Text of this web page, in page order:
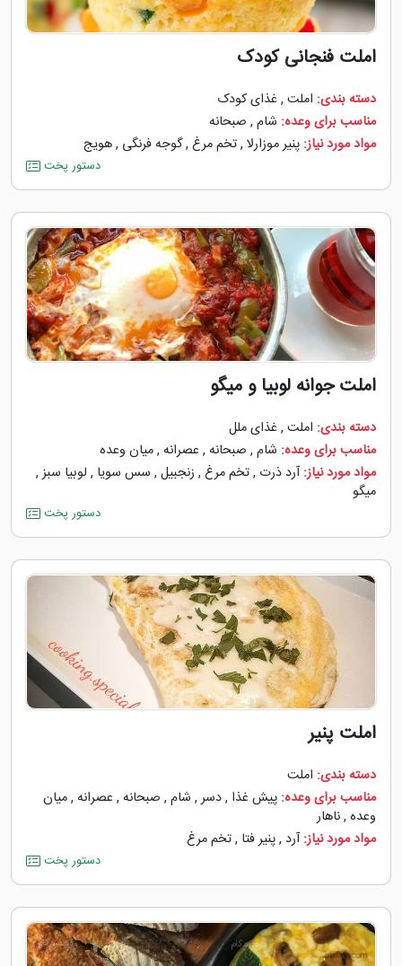
املت فنجانی کودک
دسته بندی: املت , غذای کودک
مناسب برای وعده: شام , صبحانه
مواد مورد نیاز: پنیر موزارلا ,تخم مرغ ,گوجه ‌فرنگی ,هویج
دستور پخت
املت جوانه لوبیا و میگو
دسته بندی: املت , غذای ملل
مناسب برای وعده: شام , صبحانه , عصرانه ,میان وعده
مواد مورد نیاز: آرد ذرت ,تخم مرغ , زنجبیل , سس سویا , لوبیا سبز,
میگو
دستور پخت
املت پنیر
دسته بندی: املت
مناسب برای وعده: پیش غذا ,دسر, شام , صبحانه , عصرانه ,میان
وعده ,ناهار
مواد مورد نیاز: آرد ,پنیر فتا ,تخم مرغ
دستور پخت